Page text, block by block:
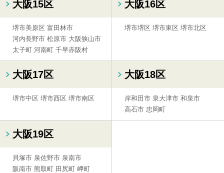
大阪15区
堺市美原区 富田林市
河内長野市 松原市 大阪狭山市
太子町 河南町 千早赤阪村
大阪16区
堺市堺区 堺市東区 堺市北区
大阪17区
堺市中区 堺市西区 堺市南区
大阪18区
岸和田市 泉大津市 和泉市
高石市 忠岡町
大阪19区
貝塚市 泉佐野市 泉南市
阪南市 熊取町 田尻町 岬町